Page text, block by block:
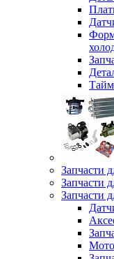
Запчасти
Запчасти
Запчасти